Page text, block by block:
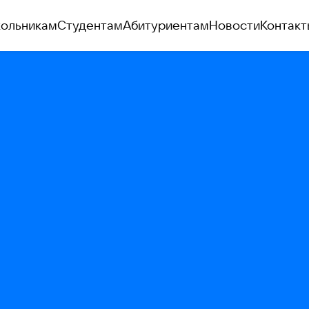
СтудентамАбитуриентамНовости